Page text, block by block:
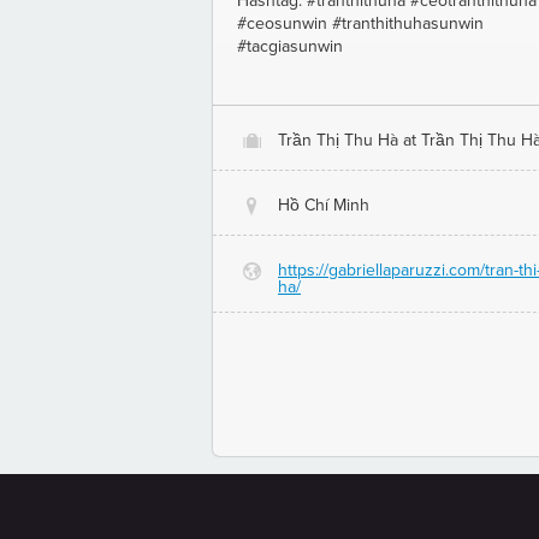
#ceosunwin #tranthithuhasunwin
#tacgiasunwin
O Trần Thị Thu Hà at Trần Thị Thu
@ Hồ Chí Minh
G
https://gabriellaparuzzi.com/tran-
ha/